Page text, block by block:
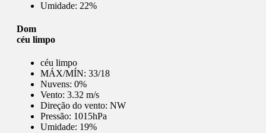
Umidade: 22%
Dom
céu limpo
céu limpo
MÁX/MÍN: 33/18
Nuvens: 0%
Vento: 3.32 m/s
Direção do vento: NW
Pressão: 1015hPa
Umidade: 19%